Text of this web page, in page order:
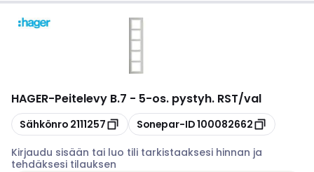
HAGER-Peitelevy B.7 - 5-os. pystyh. RST/val
Kopioi
Sähkönro 2111257 Kopioi
Sonepar-ID100082662
Kirjaudu sisään tai luo tili tarkistaaksesi hinnan ja
tehdäksesi tilauksen